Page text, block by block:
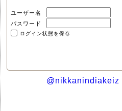
ユーザー名
パスワード
ログイン状態を保存
@nikkanindiakeiz